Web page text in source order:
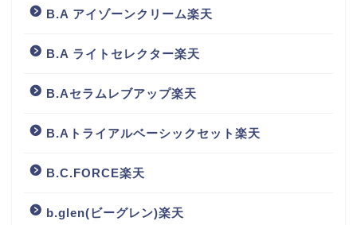
B.A アイゾーンクリーム楽天
B.A ライトセレクター楽天
B.Aセラムレブアップ楽天
B.Aトライアルベーシックセット楽天
B.C.FORCE楽天
b.glen(ビーグレン)楽天